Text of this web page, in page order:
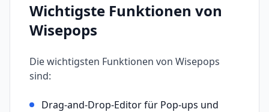
Wichtigste Funktionen von
Wisepops
Die wichtigsten Funktionen von Wisepops
sind:
Drag-and-Drop-Editor für Pop-ups und